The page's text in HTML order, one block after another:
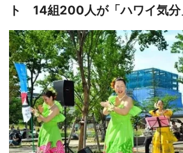
ト 14組200人が「ハワイ気分